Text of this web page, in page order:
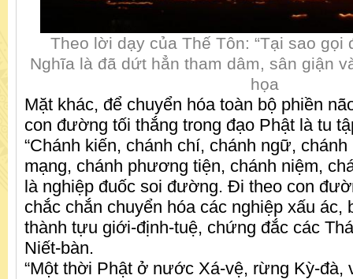
Theo lời dạy của Thế Tôn: “Tại sao gọi
Nghĩa là đã dứt hẳn tham dâm, sân giận
họa
Mặt khác, để chuyển hóa toàn bộ phiền
con đường tối thắng trong đạo Phật là tu
“Chánh kiến, chánh chí, chánh ngữ,
mạng, chánh phương tiện, chánh niệm,
là nghiệp đuốc soi đường. Đi theo con
chắc chắn chuyển hóa các nghiệp xấu ác,
thành tựu giới-định-tuệ, chứng đắc các
Niết-bàn.
“Một thời Phật ở nước Xá-vệ, rừng Kỳ-